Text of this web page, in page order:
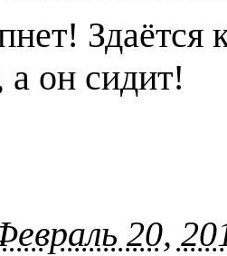
Здаётся
он сидит!
20,